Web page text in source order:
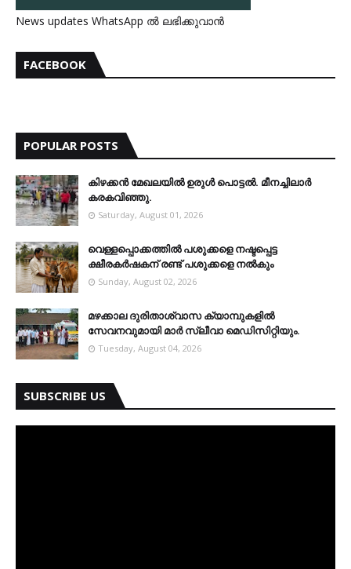
News updates WhatsApp ൽ ലഭിക്കുവാൻ
FACEBOOK
POPULAR POSTS
കിഴക്കന്‍ മേഖലയില്‍ ഉരുള്‍ പൊട്ടല്‍. മീനച്ചിലാര്‍
കരകവിഞ്ഞു.
Saturday, August 01, 2026
വെള്ളപ്പൊക്കത്തില്‍ പശുക്കളെ നഷ്ടപ്പെട്ട
ക്ഷീരകര്‍ഷകന് രണ്ട് പശുക്കളെ നല്‍കും
Sunday, August 02, 2026
മഴക്കാല ദുരിതാശ്വാസ ക്യാമ്പുകളിൽ
സേവനവുമായി മാർ സ്ലീവാ മെഡിസിറ്റിയും.
Tuesday, August 04, 2026
SUBSCRIBE US